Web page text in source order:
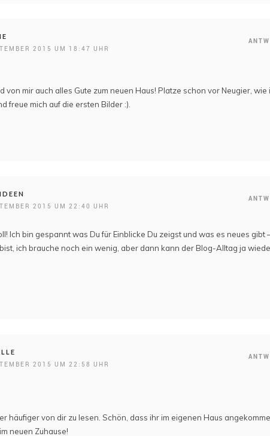
2015 UM 18:47 UHR
von mir auch alles Gute zum neuen Haus! Platze schon vor Neugier, wie
freue mich auf die ersten Bilder :).
2015 UM 22:40 UHR
Ich bin gespannt was Du für Einblicke Du zeigst und was es neues gibt
ich brauche noch ein wenig, aber dann kann der Blog-Alltag ja
2015 UM 22:58 UHR
häufiger von dir zu lesen. Schön, dass ihr im eigenen Haus
neuen Zuhause!